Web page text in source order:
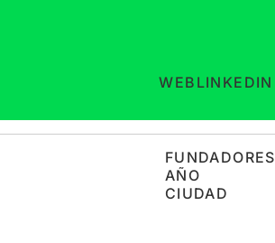
WEB LINKEDIN
FUNDADORES
AÑO
CIUDAD